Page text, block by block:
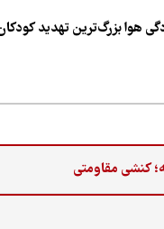
بزرگ‌ترین تهدید کودکان
مقاومتی